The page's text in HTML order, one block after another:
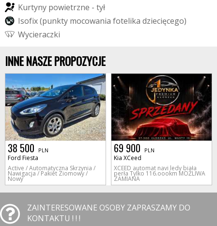
Kurtyny powietrzne - tył
Isofix(punkty mocowania fotelika dziecięcego)
Wycieraczki
INNE NASZE PROPOZYCJE
38 500 PLN
Ford Fiesta
Active / Automatyczna Skrzynia /
Nawigacja / Pakiet Ziomowy /
Nowy
69 900 PLN
Kia XCeed
XCEED automat navi ledy biała
perła Tylko 116.oookm MOŻLIWA
ZAMIANA
ZAINTERESOWANE OSOBY ZAPRASZAMY DO
KONTAKTU ! ! !